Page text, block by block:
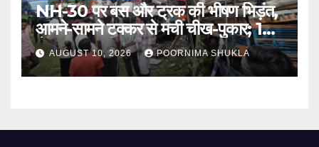
NH-30 पर बस और ट्रक की भीषण भिड़ंत,
आमने-सामने टक्कर से मची चीख-पुकार; 12
से ज्यादा यात्री घायल…
AUGUST 10, 2026 POORNIMA SHUKLA